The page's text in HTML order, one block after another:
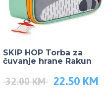
SKIP HOP Torba za
čuvanje hrane Rakun
32.00KM 22.50 KM